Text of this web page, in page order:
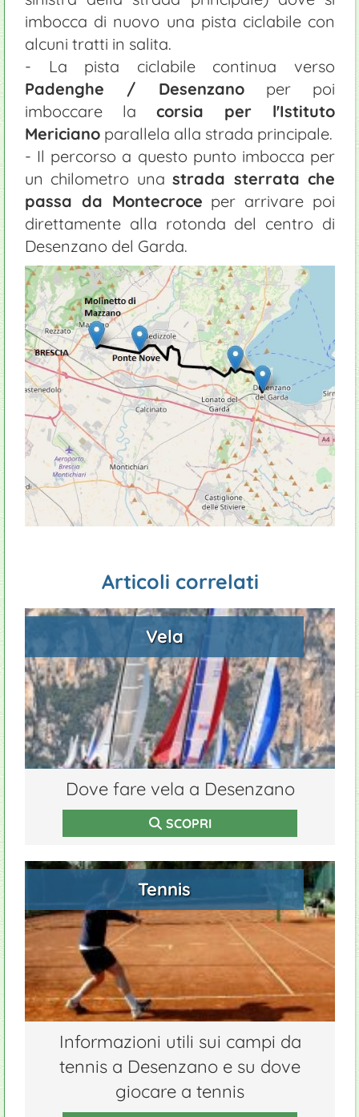
imbocca di nuovo una pista ciclabile con
alcuni tratti in salita.
- La pista ciclabile continua verso
Padenghe / Desenzanoper poi
imboccare la corsia per l'Istituto
Mericiano parallela alla strada principale.
- Il percorso a questo punto imbocca per
un chilometro unastrada sterrata che
passa da Montecroce per arrivare poi
direttamente alla rotonda del centro di
Desenzano del Garda.
Articoli correlati
Vela
Dove fare vela a Desenzano
SCOPRI
Tennis
Informazioni utili sui campi da
tennis a Desenzano e su dove
giocare a tennis